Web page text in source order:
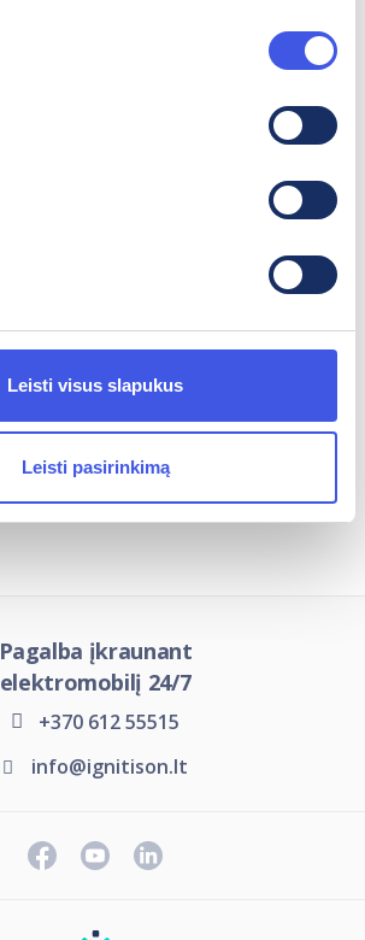
Leisti visus slapukus
Leisti pasirinkimą
Įkrovimo jungčių tipai
Įkrovimo stotelių tipai
Pagalba įkraunant
elektromobilį 24/7
+370 612 55515
info@ignitison.lt